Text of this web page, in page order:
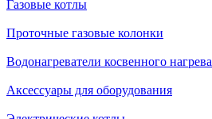
Газовые котлы
Проточные газовые колонки
Водонагреватели косвенного нагрева
Аксессуары для оборудования